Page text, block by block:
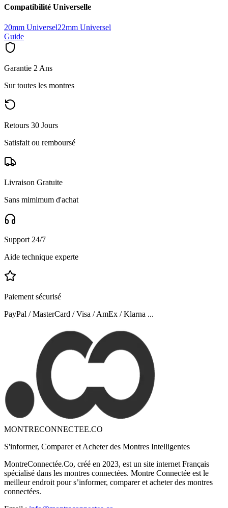
Compatibilité Universelle
20mm Universel22mm Universel
Guide
Garantie 2 Ans
Sur toutes les montres
Retours 30 Jours
Satisfait ou remboursé
Livraison Gratuite
Sans mimimum d'achat
Support 24/7
Aide technique experte
Paiement sécurisé
PayPal / MasterCard / Visa / AmEx / Klarna ...
MONTRECONNECTEE.CO
S'informer, Comparer et Acheter des Montres Intelligentes
MontreConnectée.Co, créé en 2023, est un site internet Français
spécialisé dans les montres connectées. Montre Connectée est le
meilleur endroit pour s’informer, comparer et acheter des montres
connectées.